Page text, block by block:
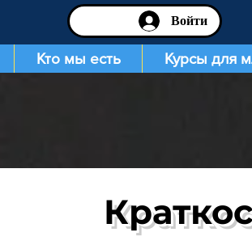
Войти
Кто мы есть Курсы для